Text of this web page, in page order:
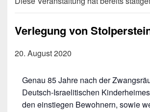
Verlegung von
20. August 2020
Genau 85 Jahre nach der
Deutsch-Israelitischen
den einstiegen Bewohnern, sowie